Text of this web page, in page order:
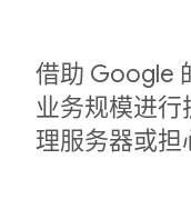
借助 Google
业务规模进
理服务器或担